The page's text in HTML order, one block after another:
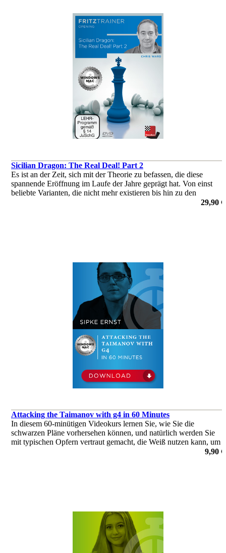
Sicilian Dragon: The Real Deal! Part 2
Es ist an der Zeit, sich mit der Theorie zu befassen, die diese
spannende Eröffnung im Laufe der Jahre geprägt hat. Von einst
beliebte Varianten, die nicht mehr existieren bis hin zu den
moderneren Systemen, die derzeit von der Weltelite eingesetzt29,90 €
Attacking the Taimanov with g4 in 60 Minutes
In diesem 60-minütigen Videokurs lernen Sie, wie Sie die
schwarzen Pläne vorhersehen können, und natürlich werden Sie
mit typischen Opfern vertraut gemacht, die Weiß nutzen kann, um
9,90 €